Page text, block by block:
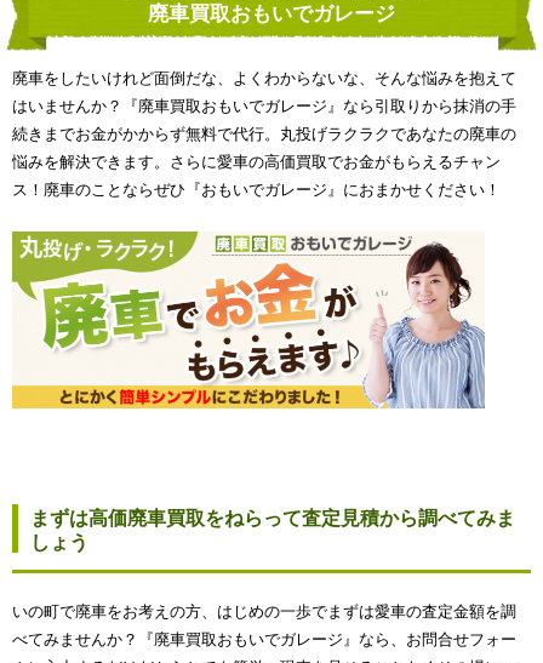
廃車買取おもいでガレージ
廃車をしたいけれど面倒だな、よくわからないな、そんな悩みを抱えて
はいませんか？『廃車買取おもいでガレージ』なら引取りから抹消の手
続きまでお金がかからず無料で代行。丸投げラクラクであなたの廃車の
悩みを解決できます。さらに愛車の高価買取でお金がもらえるチャン
ス！廃車のことならぜひ『おもいでガレージ』におまかせください！
まずは高価廃車買取をねらって査定見積から調べてみま
しょう
いの町で廃車をお考えの方、はじめの一歩でまずは愛車の査定金額を調
べてみませんか？『廃車買取おもいでガレージ』なら、お問合せフォー